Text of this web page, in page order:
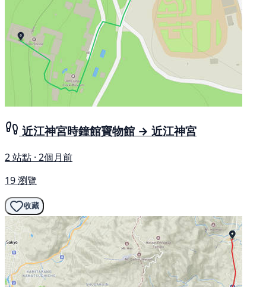
近江神宮時鐘館寶物館 → 近江神宮
2 站點 · 2個月前
19 瀏覽
收藏